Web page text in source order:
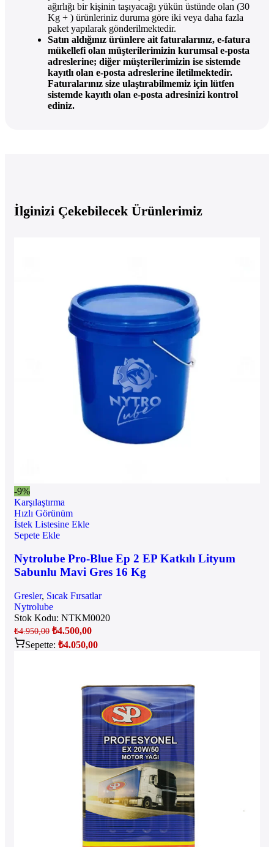
ağırlığı bir kişinin taşıyacağı yükün üstünde olan (30
Kg + ) ürünleriniz duruma göre iki veya daha fazla
paket yapılarak gönderilmektedir.
Satın aldığınız ürünlere ait faturalarınız, e-fatura
mükellefi olan müşterilerimizin kurumsal e-posta
adreslerine; diğer müşterilerimizin ise sistemde
kayıtlı olan e-posta adreslerine iletilmektedir.
Faturalarınız size ulaştırabilmemiz için lütfen
sistemde kayıtlı olan e-posta adresinizi kontrol
ediniz.
İlginizi Çekebilecek Ürünlerimiz
-9%
Karşılaştırma
Hızlı Görünüm
İstek Listesine Ekle
Sepete Ekle
Nytrolube Pro-Blue Ep 2 EP Katkılı Lityum
Sabunlu Mavi Gres 16 Kg
Gresler, Sıcak Fırsatlar
Nytrolube
Stok Kodu: NTKM0020
₺4.950,00 ₺4.500,00
Sepette: ₺4.050,00